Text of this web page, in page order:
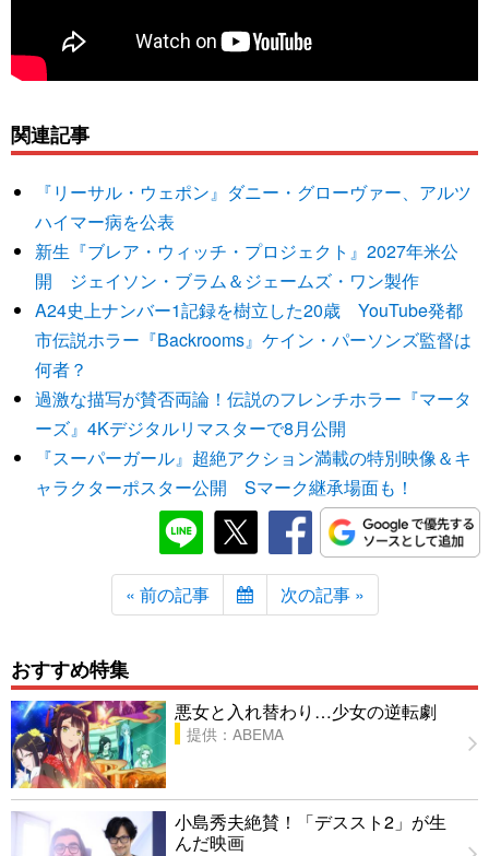
関連記事
『リーサル・ウェポン』ダニー・グローヴァー、アルツ
ハイマー病を公表
新生『ブレア・ウィッチ・プロジェクト』2027年米公
開 ジェイソン・ブラム＆ジェームズ・ワン製作
A24史上ナンバー1記録を樹立した20歳 YouTube発都
市伝説ホラー『Backrooms』ケイン・パーソンズ監督は
何者？
過激な描写が賛否両論！伝説のフレンチホラー『マータ
ーズ』4Kデジタルリマスターで8月公開
『スーパーガール』超絶アクション満載の特別映像＆キ
ャラクターポスター公開 Sマーク継承場面も！
« 前の記事 次の記事 »
おすすめ特集
悪女と入れ替わり…少女の逆転劇
提供：ABEMA
小島秀夫絶賛！「デススト2」が生
んだ映画